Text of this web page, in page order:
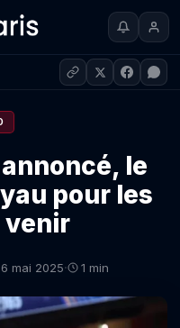
le
pour les
venir
6 mai 2025· 1 min